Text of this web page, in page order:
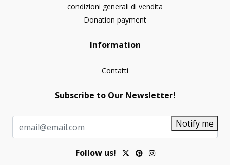
condizioni generali di vendita
Donation payment
Information
Contatti
Subscribe to Our Newsletter!
Notify me
Follow us!